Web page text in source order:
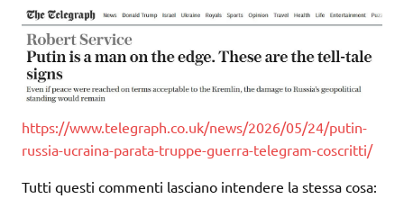
https://www.telegraph.co.uk/news/2026/05/24/putin-
russia-ucraina-parata-truppe-guerra-telegram-coscritti/
Tutti questi commenti lasciano intendere la stessa cosa: